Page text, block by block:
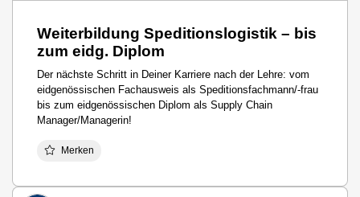
Weiterbildung Speditionslogistik – bis
zum eidg. Diplom
Der nächste Schritt in Deiner Karriere nach der Lehre: vom
eidgenössischen Fachausweis als Speditionsfachmann/-frau
bis zum eidgenössischen Diplom als Supply Chain
Manager/Managerin!
Merken